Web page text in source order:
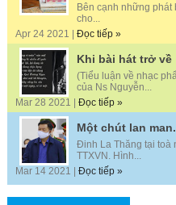
Bên cạnh những phát
cho...
Apr 24 2021 | Đọc tiếp »
Khi bài hát trở về
(Tiểu luận về nhạc
của Ns Nguyễn...
Mar 28 2021 | Đọc tiếp »
Một chút lan
Đinh La Thăng tại toà
TTXVN. Hình...
Mar 14 2021 | Đọc tiếp »